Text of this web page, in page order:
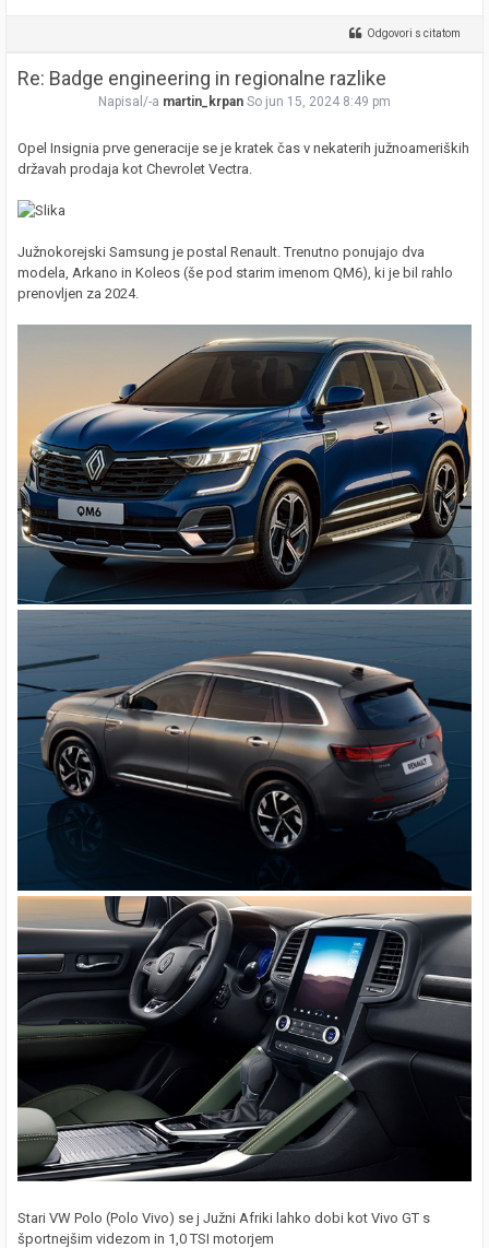
Odgovori s citatom
Re: Badge engineering in regionalne razlike
Napisal/-a martin_krpan So jun 15, 2024 8:49 pm
Opel Insignia prve generacije se je kratek čas v nekaterih južnoameriških
državah prodaja kot Chevrolet Vectra.
Južnokorejski Samsung je postal Renault. Trenutno ponujajo dva
modela, Arkano in Koleos (še pod starim imenom QM6), ki je bil rahlo
prenovljen za 2024.
Stari VW Polo (Polo Vivo) se j Južni Afriki lahko dobi kot Vivo GT s
športnejšim videzom in 1,0 TSI motorjem